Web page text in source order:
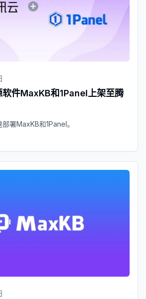
软件MaxKB和1Panel上架至腾
署MaxKB和1Panel。